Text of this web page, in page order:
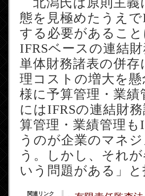
北潟氏は原則主義
態を見極めたうえ
する必要があるこ
IFRSベースの連結
単体財務諸表の併
理コストの増大を
様に予算管理・業
にはIFRSの連結財
算管理・業績管理
うのが企業のマネ
う。しかし、それ
いう問題がある」と
関連リンク